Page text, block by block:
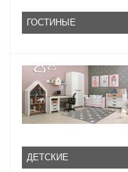
ГОСТИНЫЕ
ДЕТСКИЕ